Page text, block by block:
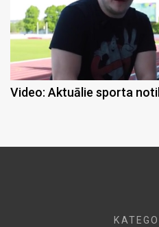
Video: Aktuālie sporta